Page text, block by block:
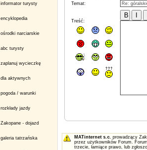
informator turysty
encyklopedia
ośrodki narciarskie
abc turysty
zaplanuj wycieczkę
dla aktywnych
pogoda / warunki
rozkłady jazdy
Zakopane - dojazd
galeria tatrzańska
Temat:
Treść:
MATinternet s.c. prowadzący
przez użytkowników Forum.
trzecie, łamiące prawo, lub